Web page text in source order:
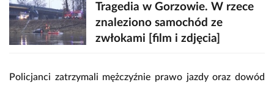
Tragedia w Gorzowie. W rzece
znaleziono samochód ze
zwłokami [film i zdjęcia]
Policjanci zatrzymali mężczyźnie prawo jazdy oraz dowód